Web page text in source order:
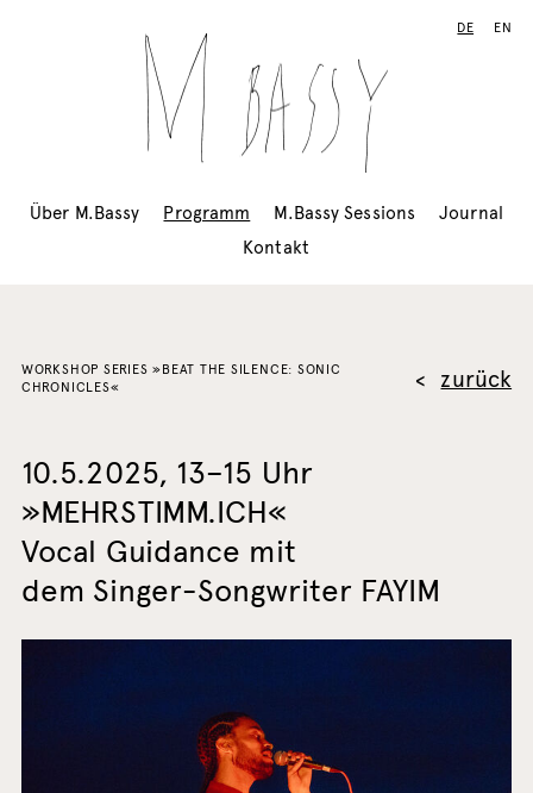
Über M.Bassy Programm M.Bassy Sessions
Journal
Kontakt
DE EN
zurück
WORKSHOP SERIES »BEAT THE SILENCE: SONIC
CHRONICLES«
10.5.2025, 13–15 Uhr
»MEHRSTIMM.ICH«
Vocal Guidance mit
dem Singer-Songwriter FAYIM